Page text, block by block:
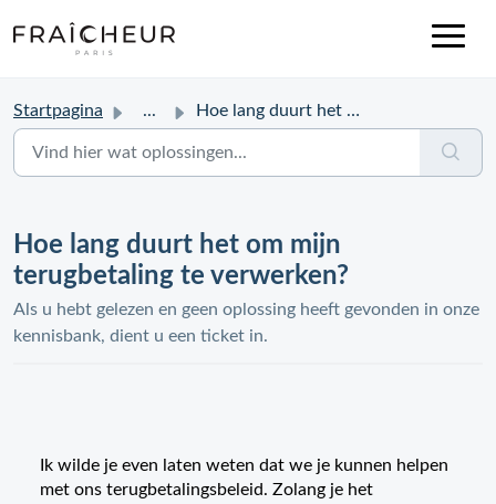
Startpagina ... Hoe lang duurt het om mijn terugbetaling te verwerken?
Hoe lang duurt het om mijn
terugbetaling te verwerken?
Als u hebt gelezen en geen oplossing heeft gevonden in onze
kennisbank, dient u een ticket in.
Ik wilde je even laten weten dat we je kunnen helpen
met ons terugbetalingsbeleid. Zolang je het